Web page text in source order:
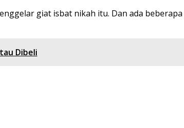
giat isbat nikah itu. Dan ada
Dibeli